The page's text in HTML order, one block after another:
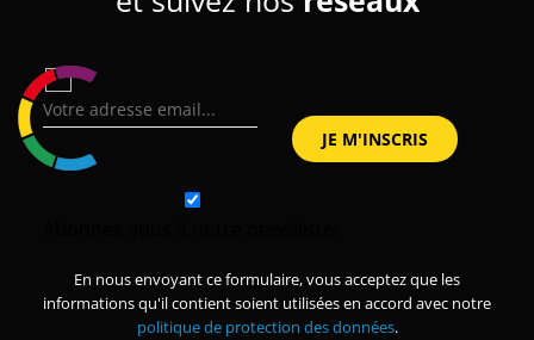
En nous envoyant ce formulaire, vous acceptez que les
informations qu'il contient soient utilisées en accord avec notre
politique de protection des données.